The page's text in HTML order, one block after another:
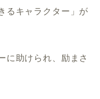
るキャラクター」が
に助けられ、励まさ